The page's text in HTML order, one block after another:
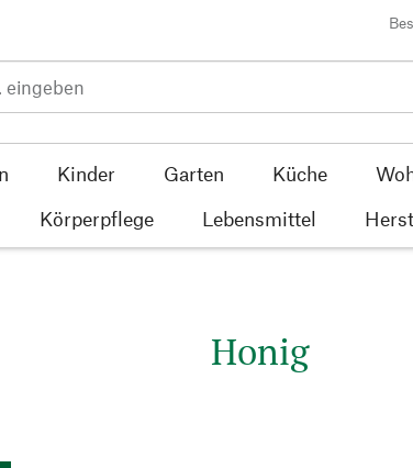
Kinder Garten Küche
Körperpflege Lebensmittel
Honig